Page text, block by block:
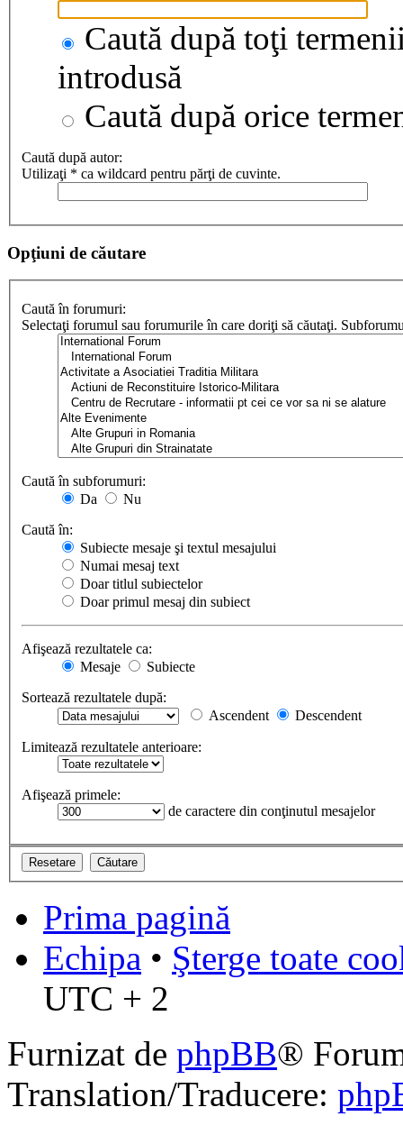
Caută după toţi
introdusă
Caută după orice
Caută după autor:
Utilizaţi * ca wildcard pentru părţi de cuvinte.
Opţiuni de căutare
Caută în forumuri:
Selectaţi forumul sau forumurile în care doriţi să căutaţi.
Caută în subforumuri:
Da
Nu
Caută în:
Subiecte mesaje şi textul mesajului
Numai mesaj text
Doar titlul subiectelor
Doar primul mesaj din subiect
Afişează rezultatele ca:
Mesaje
Subiecte
Sortează rezultatele după:
Ascendent
Descendent
Limitează rezultatele anterioare:
Afişează primele:
de caractere din conţinutul mesajelor
Prima pagină
Echipa • Şterge toate
UTC + 2
Furnizat de phpBB®
Translation/Traducere: